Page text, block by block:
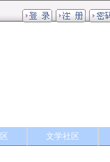
文学社区